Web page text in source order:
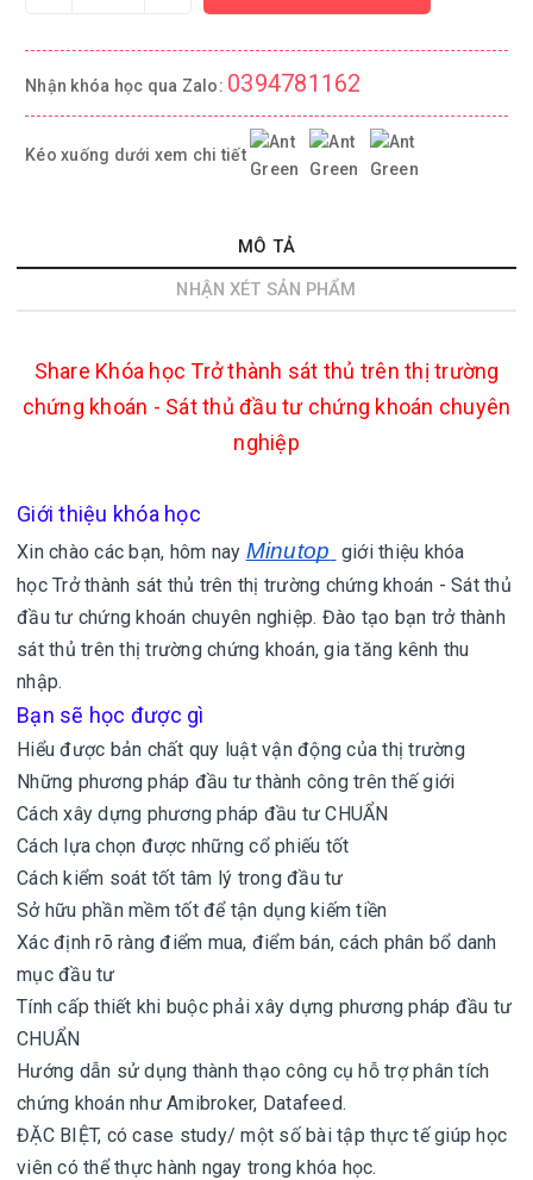
Nhận khóa học qua Zalo: 0394781162
Kéo xuống dưới xem chi tiết
MÔ TẢ
NHẬN XÉT SẢN PHẨM
Share Khóa học Trở thành sát thủ trên thị trường
chứng khoán - Sát thủ đầu tư chứng khoán chuyên
nghiệp
Giới thiệu khóa học
Xin chào các bạn, hôm nay Minutop giới thiệu khóa
học Trở thành sát thủ trên thị trường chứng khoán - Sát thủ
đầu tư chứng khoán chuyên nghiệp. Đào tạo bạn trở thành
sát thủ trên thị trường chứng khoán, gia tăng kênh thu
nhập.
Bạn sẽ học được gì
Hiểu được bản chất quy luật vận động của thị trường
Những phương pháp đầu tư thành công trên thế giới
Cách xây dựng phương pháp đầu tư CHUẨN
Cách lựa chọn được những cổ phiếu tốt
Cách kiểm soát tốt tâm lý trong đầu tư
Sở hữu phần mềm tốt để tận dụng kiếm tiền
Xác định rõ ràng điểm mua, điểm bán, cách phân bổ danh
mục đầu tư
Tính cấp thiết khi buộc phải xây dựng phương pháp đầu tư
CHUẨN
Hướng dẫn sử dụng thành thạo công cụ hỗ trợ phân tích
chứng khoán như Amibroker, Datafeed.
ĐẶC BIỆT, có case study/ một số bài tập thực tế giúp học
viên có thể thực hành ngay trong khóa học.